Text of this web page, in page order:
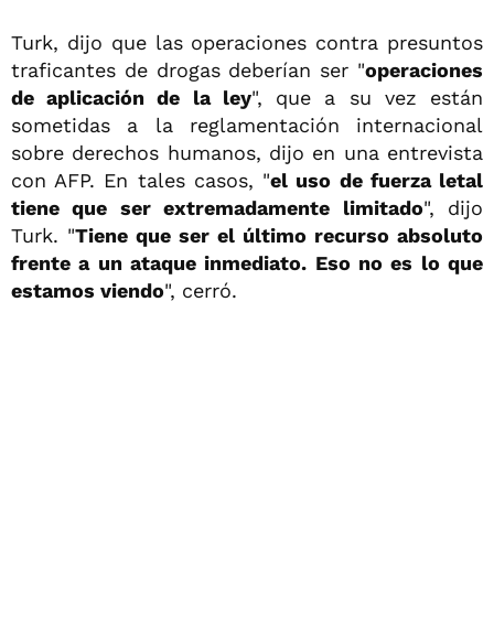
Turk, dijo que las operaciones contra presuntos
traficantes de drogas deberían ser "operaciones
de aplicación de la ley", que a su vez están
sometidas a la reglamentación internacional
sobre derechos humanos, dijo en una entrevista
con AFP. En tales casos, "el uso de fuerza letal
tiene que ser extremadamente limitado", dijo
Turk. "Tiene que ser el último recurso absoluto
frente a un ataque inmediato. Eso no es lo que
estamos viendo", cerró.